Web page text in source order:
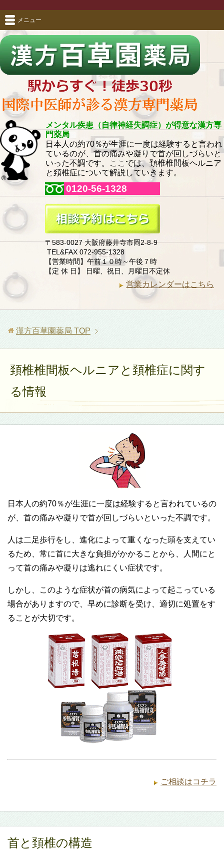
メンタル疾患（自律神経失調症）が得意な漢方専
門薬局
日本人の約70％が生涯に一度は経験すると言われ
ているのが、首の痛みや凝りで首が回しづらいと
いった不調です。ここでは、頚椎椎間板ヘルニア
と頚椎症について解説していきます。
0120-56-1328
〒583-0027 大阪府藤井寺市岡2-8-9
TEL&FAX 072-955-1328
【営業時間】午前１０時～午後７時
【定 休 日】 日曜、祝日、月曜日不定休
営業カレンダーはこちら
メニュー
漢方百草園薬局 TOP
頚椎椎間板ヘルニアと頚椎症に関す
る情報
日本人の約70％が生涯に一度は経験すると言われているの
が、首の痛みや凝りで首が回しづらいといった不調です。
人は二足歩行をし、進化によって重くなった頭を支えてい
るため、常に首に大きな負担がかかることから、人間にと
って首の痛みや凝りは逃れにくい症状です。
しかし、このような症状が首の病気によって起こっている
場合がありますので、早めに診断を受け、適切に処置をす
ることが大切です。
ご相談はコチラ
首と頚椎の構造